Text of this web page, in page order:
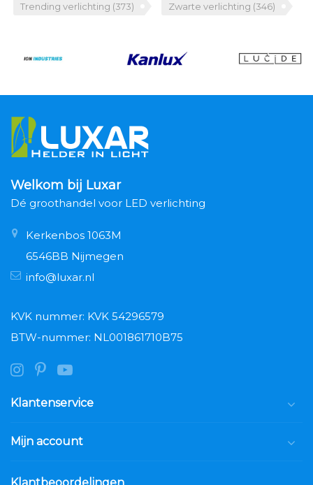
Trending verlichting (373) Zwarte verlichting (346)
Welkom bij Luxar
Dé groothandel voor LED verlichting
Kerkenbos 1063M
6546BB Nijmegen
info@luxar.nl
KVK nummer: KVK 54296579
BTW-nummer: NL001861710B75
Klantenservice
Mijn account